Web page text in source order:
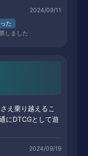
2024/09/11
た
しました
え乗り越えるこ
にDTCGとして遊
2024/09/19